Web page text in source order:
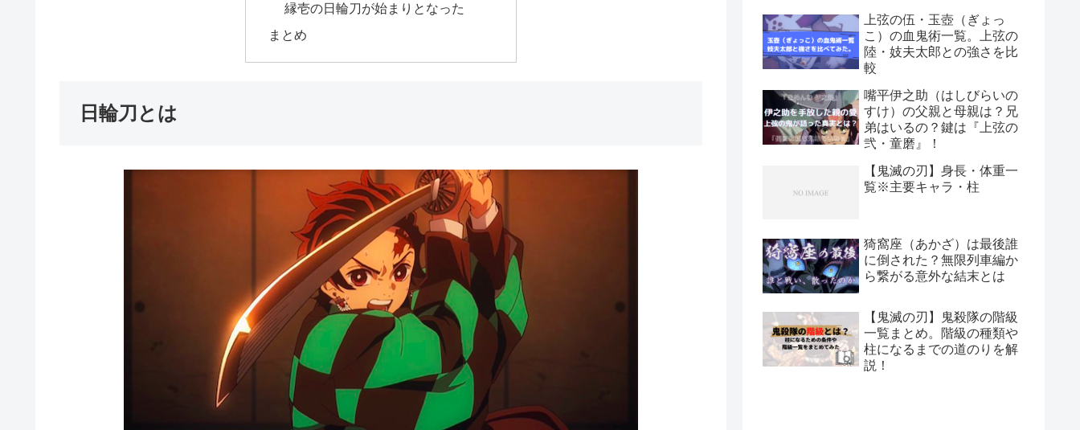
縁壱の日輪刀が始まりとなった
まとめ
日輪刀とは
上弦の伍・玉壺（ぎょっ
こ）の血鬼術一覧。上弦の
陸・妓夫太郎との強さを比
較
嘴平伊之助（はしびらいの
すけ）の父親と母親は？兄
弟はいるの？鍵は『上弦の
弐・童磨』！
【鬼滅の刃】身長・体重一
覧※主要キャラ・柱
猗窩座（あかざ）は最後誰
に倒された？無限列車編か
ら繋がる意外な結末とは
【鬼滅の刃】鬼殺隊の階級
一覧まとめ。階級の種類や
柱になるまでの道のりを解
説！